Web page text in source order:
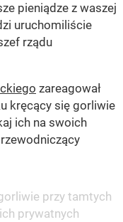
pieniądze z waszej
uruchomiliście
rządu
zareagował
kręcący się gorliwie
ich na swoich
przy tamtych
prywatnych